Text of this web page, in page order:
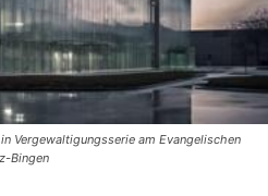
Vergewaltigungsserie am Evangelischen
Bingen